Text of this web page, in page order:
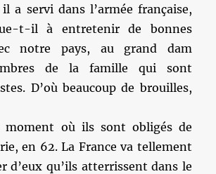
a servi dans l’armée française,
t-il à entretenir de bonnes
notre pays, au grand dam
de la famille qui sont
D’où beaucoup de brouilles,
moment où ils sont obligés de
en 62. La France va tellement
d’eux qu’ils atterrissent dans le